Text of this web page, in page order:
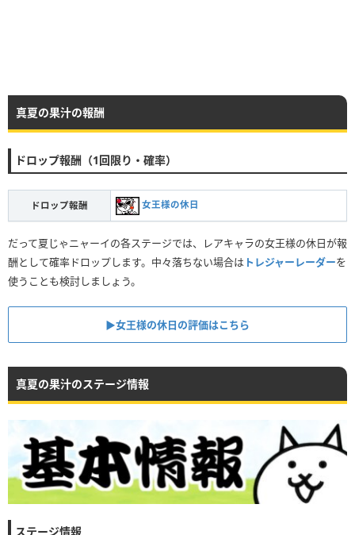
真夏の果汁の報酬
ドロップ報酬（1回限り・確率）
ドロップ報酬 女王様の休日
だって夏じゃニャーイの各ステージでは、レアキャラの女王様の休日が報
酬として確率ドロップします。中々落ちない場合は トレジャーレーダーを
使うことも検討しましょう。
▶︎女王様の休日の評価はこちら
真夏の果汁のステージ情報
ステージ情報